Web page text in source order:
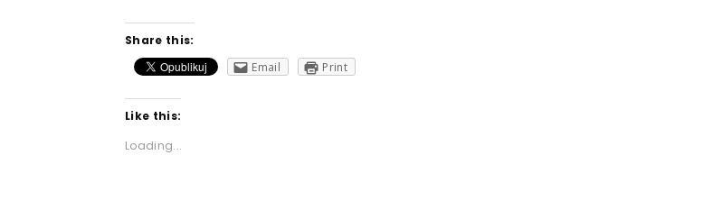
Share this:
Email
Print
Like this:
Loading...